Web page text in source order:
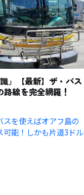
」【最新】ザ・バス
線を完全網羅！
スを使えばオアフ島の
可能！しかも片道3ドル